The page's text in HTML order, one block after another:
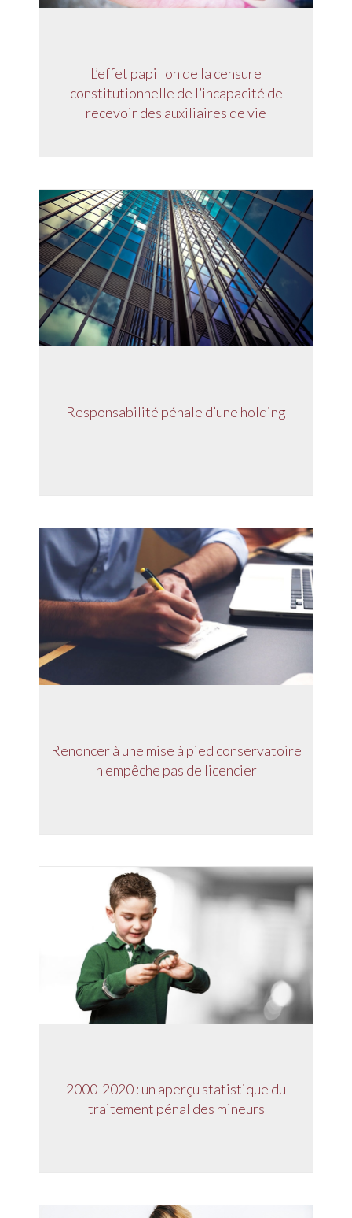
L’effet papillon de la censure
constitutionnelle de l’incapacité de
recevoir des auxiliaires de vie
Responsabilité pénale d’une holding
Renoncer à une mise à pied conservatoire
n'empêche pas de licencier
2000-2020 : un aperçu statistique du
traitement pénal des mineurs